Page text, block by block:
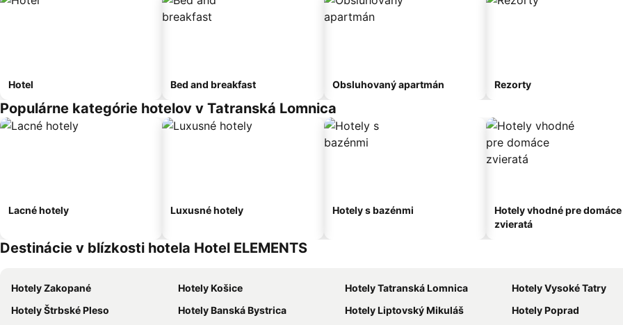
Hotel Bed and breakfast Obsluhovaný apartmán Rezorty
Populárne kategórie hotelov v Tatranská Lomnica
Lacné hotely Luxusné hotely Hotely s bazénmi
Hotely vhodné pre domáce
zvieratá
Destinácie v blízkosti hotela Hotel ELEMENTS
Hotely Zakopané Hotely Košice Hotely Tatranská Lomnica
Hotely Vysoké Tatry
Hotely Štrbské Pleso
Hotely Banská Bystrica Hotely Liptovský Mikuláš Hotely Poprad